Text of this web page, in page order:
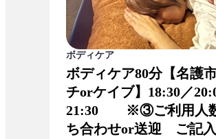
ボディケア
ボディケア80分【名護
チorケイブ】18:30／
21:30 ※③ご利用人
ち合わせor送迎 ご記